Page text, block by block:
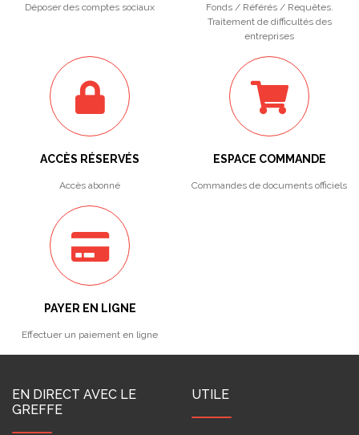
Déposer des comptes sociaux
Fonds / Référés / Requêtes.
Traitement de difficultés des
entreprises
ACCÈS RÉSERVÉS
Accès abonné
ESPACE COMMANDE
Commandes de documents officiels
PAYER EN LIGNE
Effectuer un paiement en ligne
EN DIRECT AVEC LE
GREFFE
UTILE